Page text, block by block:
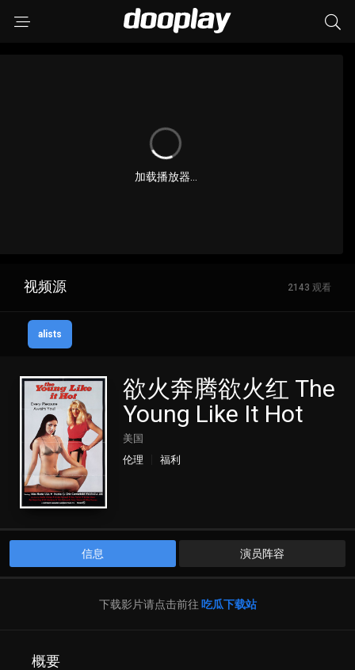
加载播放器...
视频源 2143 观看
alists
欲火奔腾欲火红 The
Young Like It Hot
美国
伦理
福利
信息 演员阵容
下载影片请点击前往 吃瓜下载站
概要